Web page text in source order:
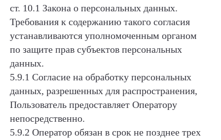
ст. 10.1 Закона о персональных данных.
Требования к содержанию такого согласия
устанавливаются уполномоченным органом
по защите прав субъектов персональных
данных.
5.9.1 Согласие на обработку персональных
данных, разрешенных для распространения,
Пользователь предоставляет Оператору
непосредственно.
5.9.2 Оператор обязан в срок не позднее трех